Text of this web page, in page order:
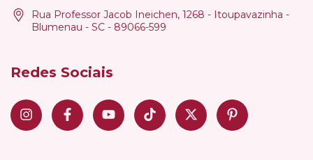
Rua Professor Jacob Ineichen, 1268 - Itoupavazinha -
Blumenau - SC - 89066-599
Redes Sociais